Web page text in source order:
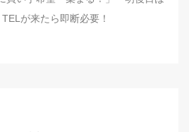
が来たら即断必要！